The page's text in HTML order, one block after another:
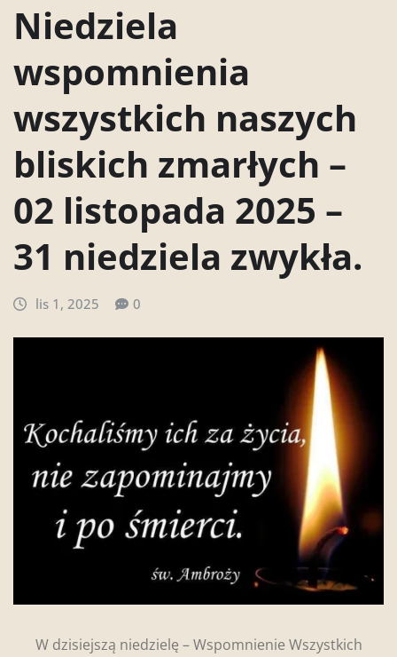
Niedziela
wspomnienia
wszystkich naszych
bliskich zmarłych –
02 listopada 2025 –
31 niedziela zwykła.
lis 1, 2025 0
W dzisiejszą niedzielę – Wspomnienie Wszystkich